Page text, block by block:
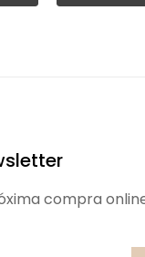
compra